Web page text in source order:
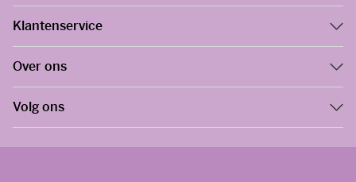
Klantenservice
Over ons
Volg ons